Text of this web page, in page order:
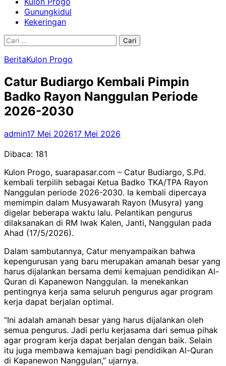
Gunungkidul
Kekeringan
Cari
BeritaKulon Progo
Catur Budiargo Kembali Pimpin
Badko Rayon Nanggulan Periode
2026-2030
admin17 Mei 202617 Mei 2026
Dibaca: 181
Kulon Progo, suarapasar.com – Catur Budiargo, S.Pd.
kembali terpilih sebagai Ketua Badko TKA/TPA Rayon
Nanggulan periode 2026-2030. Ia kembali dipercaya
memimpin dalam Musyawarah Rayon (Musyra) yang
digelar beberapa waktu lalu. Pelantikan pengurus
dilaksanakan di RM Iwak Kalen, Janti, Nanggulan pada
Ahad (17/5/2026).
Dalam sambutannya, Catur menyampaikan bahwa
kepengurusan yang baru merupakan amanah besar yang
harus dijalankan bersama demi kemajuan pendidikan Al-
Quran di Kapanewon Nanggulan. Ia menekankan
pentingnya kerja sama seluruh pengurus agar program
kerja dapat berjalan optimal.
“Ini adalah amanah besar yang harus dijalankan oleh
semua pengurus. Jadi perlu kerjasama dari semua pihak
agar program kerja dapat berjalan dengan baik. Selain
itu juga membawa kemajuan bagi pendidikan Al-Quran
di Kapanewon Nanggulan,” ujarnya.